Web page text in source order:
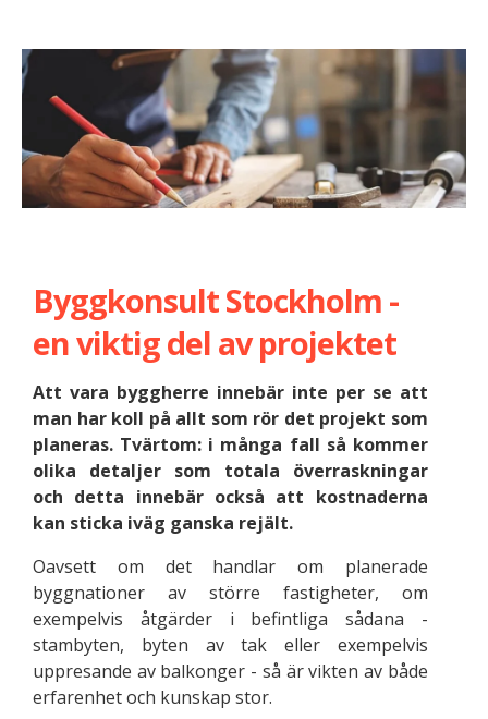
Byggkonsult Stockholm -
en viktig del av projektet
Att vara byggherre innebär inte per se att
man har koll på allt som rör det projekt som
planeras. Tvärtom: i många fall så kommer
olika detaljer som totala överraskningar
och detta innebär också att kostnaderna
kan sticka iväg ganska rejält.
Oavsett om det handlar om planerade
byggnationer av större fastigheter, om
exempelvis åtgärder i befintliga sådana -
stambyten, byten av tak eller exempelvis
uppresande av balkonger - så är vikten av både
erfarenhet och kunskap stor.